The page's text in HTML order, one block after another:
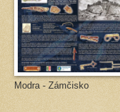
Modra - Zámčisko